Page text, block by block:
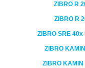
ZIBRO R
ZIBRO R
ZIBRO SRE 40x
ZIBRO
ZIBRO KAMIN